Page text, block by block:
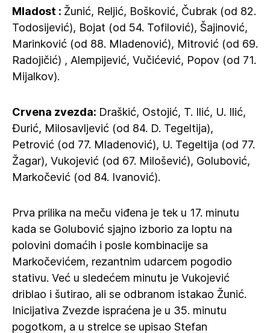
Mladost : Žunić, Reljić, Bošković, Čubrak (od 82.
Todosijević), Bojat (od 54. Tofilović), Šajinović,
Marinković (od 88. Mladenović), Mitrović (od 69.
Radojičić) , Alempijević, Vučićević, Popov (od 71.
Mijalkov).
Crvena zvezda: Draškić, Ostojić, T. Ilić, U. Ilić,
Đurić, Milosavljević (od 84. D. Tegeltija),
Petrović (od 77. Mladenović), U. Tegeltija (od 77.
Žagar), Vukojević (od 67. Milošević), Golubović,
Markočević (od 84. Ivanović).
Prva prilika na meču viđena je tek u 17. minutu
kada se Golubović sjajno izborio za loptu na
polovini domaćih i posle kombinacije sa
Markočevićem, rezantnim udarcem pogodio
stativu. Već u sledećem minutu je Vukojević
driblao i šutirao, ali se odbranom istakao Žunić.
Inicijativa Zvezde ispraćena je u 35. minutu
pogotkom, a u strelce se upisao Stefan